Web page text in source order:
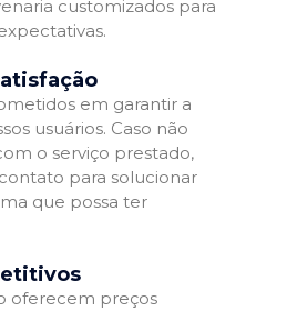
customizados para
em garantir a
usuários. Caso não
o serviço prestado,
para solucionar
que possa ter
oferecem preços